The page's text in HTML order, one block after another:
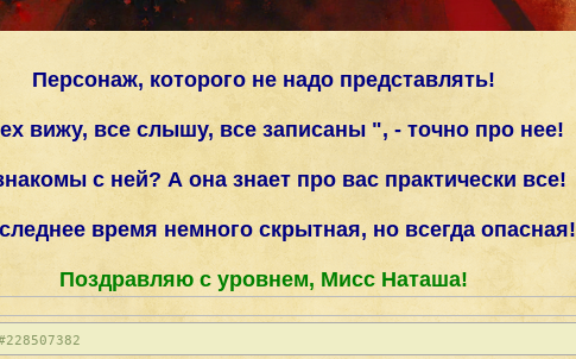
Персонаж, которого не надо представлять!
вижу, все слышу, все записаны ", - точно про нее!
с ней? А она знает про вас практически все!
время немного скрытная, но всегда опасная!
Поздравляю с уровнем, Мисс Наташа!
228507382